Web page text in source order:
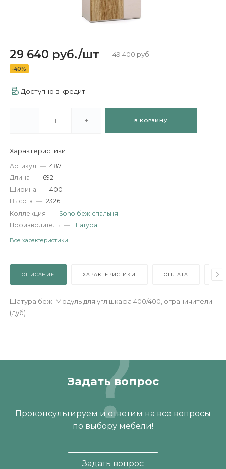
-40%
Доступно в кредит
-
Характеристики
Артикул — 487111
Длина
—
692
Ширина — 400
Высота — 2326
Производитель
ОПИСАНИЕ
Задать вопрос
Проконсультируем и ответим на все вопросы
по выбору мебели!
Задать вопрос